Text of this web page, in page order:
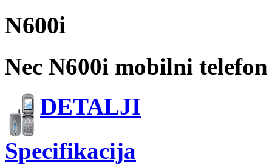
N600i
Nec N600i mobilni telefon
DETALJI
Specifikacija